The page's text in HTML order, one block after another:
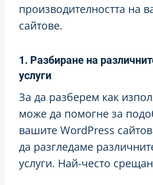
производителността на
сайтове.
1. Разбиране на
услуги
За да разберем как
може да помогне за
вашите WordPress
да разгледаме
услуги. Най-често